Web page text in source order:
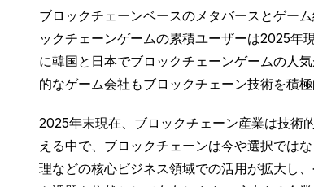
ブロックチェーンベースのメタバースとゲー
ックチェーンゲームの累積ユーザーは2025年
に韓国と日本でブロックチェーンゲームの人
的なゲーム会社もブロックチェーン技術を積
2025年末現在、ブロックチェーン産業は技術
える中で、ブロックチェーンは今や選択では
理などの核心ビジネス領域での活用が拡大し